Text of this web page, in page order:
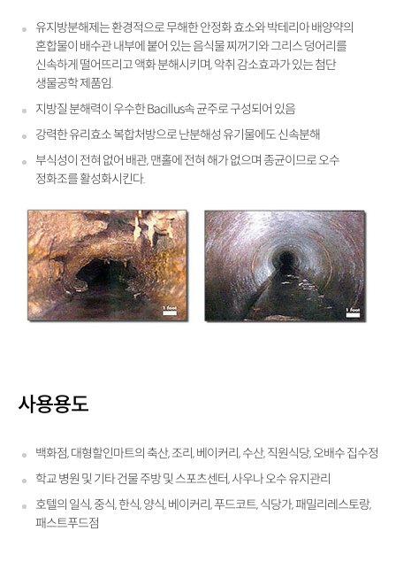
유지방분해제는 환경적으로 무해한 안정화 효소와 박테리아 배양약의
혼합물이 배수관 내부에 붙어 있는 음식물 찌꺼기와 그리스 덩어리를
신속하게 떨어뜨리고 액화 분해시키며, 악취 감소효과가 있는 첨단
생물공학 제품임.
지방질 분해력이 우수한 Bacillus속 균주로 구성되어 있음
강력한 유리효소 복합처방으로 난분해성 유기물에도 신속분해
부식성이 전혀 없어 배관, 맨홀에 전혀 해가 없으며 종균이므로 오수
정화조를 활성화시킨다.
사용용도
백화점, 대형할인마트의 축산, 조리, 베이커리, 수산, 직원식당, 오배수 집수정
학교 병원 및 기타 건물 주방 및 스포츠센터, 사우나 오수 유지관리
호텔의 일식, 중식, 한식, 양식, 베이커리, 푸드코트, 식당가, 패밀리레스토랑,
패스트푸드점